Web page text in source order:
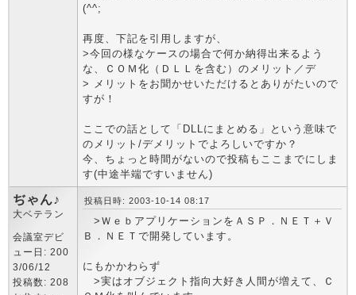
(^^;
再度、下記を引用しますが、
>今回の様なケースの場合で何か納得出来るよう
な、ＣＯＭ化（ＤＬＬを含む）のメリット／デ
> メリットをお聞かせいただけるとありがたいので
すが！
ここでの話として「DLLにまとめる」という意味で
のメリット/デメリットでよろしいですか？
今、ちょっと時間がないので投稿もここまでにしま
す(中途半端ですいません)
ぢゃん♪
大ベテラン
会議室デビ
ュー日: 200
3/06/12
投稿数: 208
投稿日時: 2003-10-14 08:17
>ＷｅｂアプリケーションをＡＳＰ．ＮＥＴ＋Ｖ
Ｂ．ＮＥＴで開発しています。
にもかかわらず
>実はオブジェクト指向大好き人間が増えて、Ｃ